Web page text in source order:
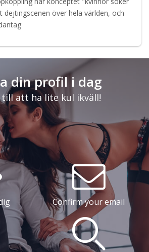
över hela världen, och
din profil i dag
till att ha lite kul ikväll!
Confirm your email